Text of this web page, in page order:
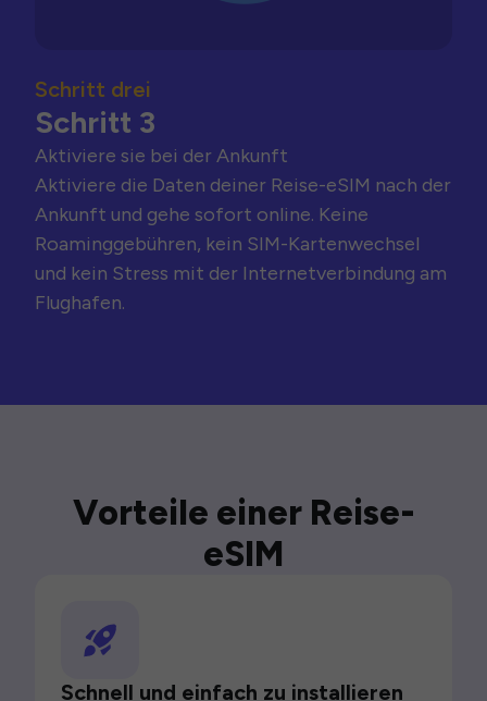
Schritt drei
Schritt 3
Aktiviere sie bei der Ankunft
Aktiviere die Daten deiner Reise-eSIM nach der
Ankunft und gehe sofort online. Keine
Roaminggebühren, kein SIM-Kartenwechsel
und kein Stress mit der Internetverbindung am
Flughafen.
Vorteile einer Reise-
eSIM
Schnell und einfach zu installieren